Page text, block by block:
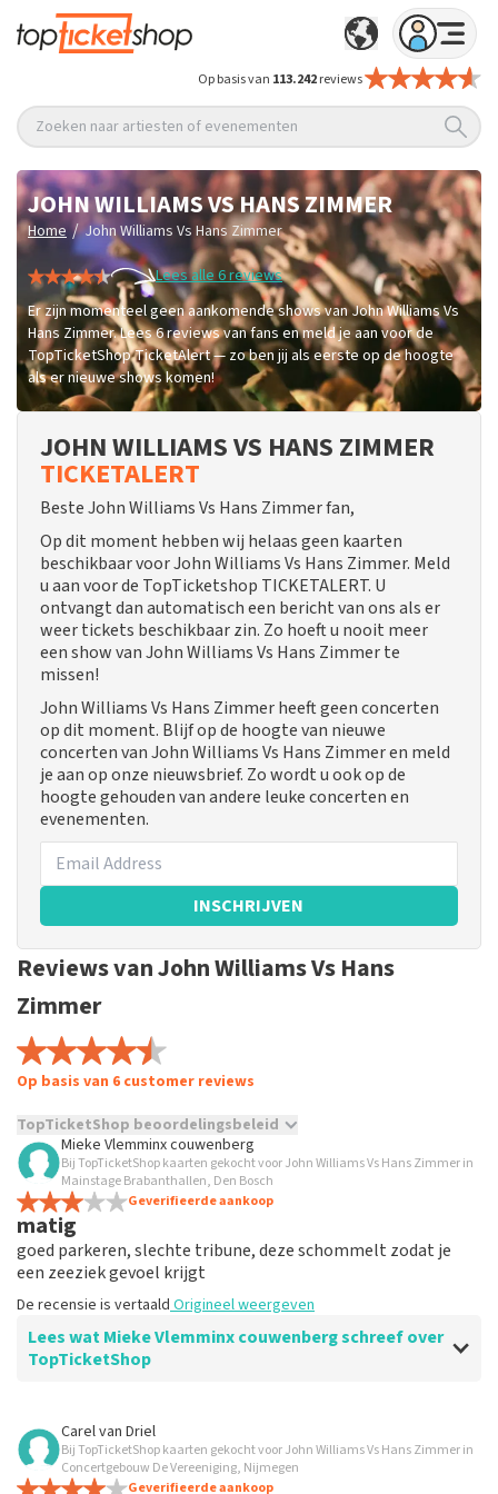
Op basis van 113.242reviews
Zoeken naar artiesten of evenementen
JOHN WILLIAMS VS HANS ZIMMER
Home / John Williams Vs Hans Zimmer
Lees alle 6 reviews
Er zijn momenteel geen aankomende shows van John Williams Vs
Hans Zimmer. Lees 6 reviews van fans en meld je aan voor de
TopTicketShop TicketAlert — zo ben jij als eerste op de hoogte
als er nieuwe shows komen!
JOHN WILLIAMS VS HANS ZIMMER
TICKETALERT
Beste John Williams Vs Hans Zimmer fan,
Op dit moment hebben wij helaas geen kaarten
beschikbaar voor John Williams Vs Hans Zimmer. Meld
u aan voor de TopTicketshop TICKETALERT. U
ontvangt dan automatisch een bericht van ons als er
weer tickets beschikbaar zin. Zo hoeft u nooit meer
een show van John Williams Vs Hans Zimmer te
missen!
John Williams Vs Hans Zimmer heeft geen concerten
op dit moment. Blijf op de hoogte van nieuwe
concerten van John Williams Vs Hans Zimmer en meld
je aan op onze nieuwsbrief. Zo wordt u ook op de
hoogte gehouden van andere leuke concerten en
evenementen.
INSCHRIJVEN
Reviews van John Williams Vs Hans
Zimmer
Op basis van 6 customer reviews
TopTicketShop beoordelingsbeleid
TopTicketShop verzamelt reviews van echte klanten. Het is
niet mogelijk om een review achter te laten als je geen
tickets hebt aangeschaft bij TopTicketShop. Reviews met
grof taalgebruik en/of onwaarheden worden niet geplaatst.
Het kan enkele weken duren voordat een review wordt
geplaatst.
Mieke Vlemminx couwenberg
Bij TopTicketShop kaarten gekocht voor John Williams Vs Hans Zimmer in
Mainstage Brabanthallen, Den Bosch
Geverifieerde aankoop
matig
goed parkeren, slechte tribune, deze schommelt zodat je
een zeeziek gevoel krijgt
De recensie is vertaald Origineel weergeven
Lees wat Mieke Vlemminx couwenberg schreef over
TopTicketShop
Beoordeling van Mieke Vlemminx couwenberg over
TopTicketShop
duur
Carel van Driel
Bij TopTicketShop kaarten gekocht voor John Williams Vs Hans Zimmer in
Concertgebouw De Vereeniging, Nijmegen
Geverifieerde aankoop